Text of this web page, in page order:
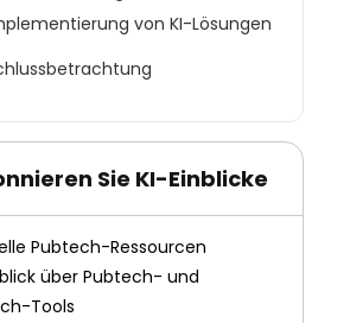
von KI-Lösungen
Sie KI-Einblicke
Pubtech-Ressourcen
über Pubtech- und
Tools